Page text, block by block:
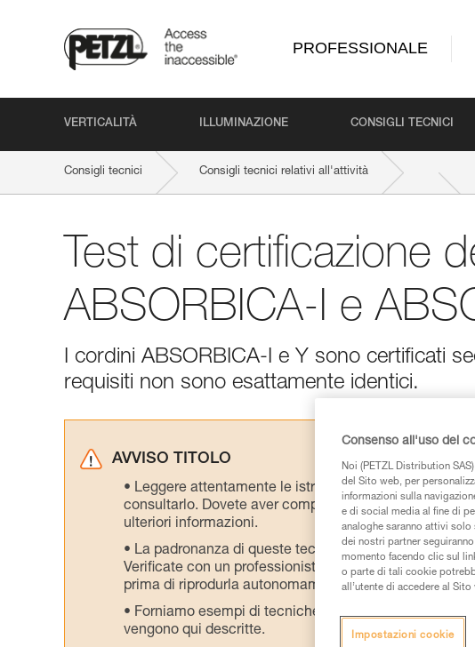
PROFESSIONALE
VERTICALITÀ ILLUMINAZIONE CONSIGLI TECNICI
Consigli tecnici Consigli tecnici relativi all'attività
Test di certificazione
ABSORBICA-I e
I cordini ABSORBICA-I e Y sono certificati
requisiti non sono esattamente identici.
AVVISO TITOLO
Leggere attentamente le istruzioni tecniche dei
consultarlo. Dovete aver compreso le informazioni
ulteriori informazioni.
La padronanza di queste tecniche richiede una
Verificate con un professionista la vostra capacità di
prima di riprodurla autonomamente.
Forniamo esempi di tecniche relative alla vostra
vengono qui descritte.
Consenso all'uso dei
Noi (PETZL Distribution
del Sito web, per
informazioni sulla
e di social media al fine di
analoghe saranno attivi solo
dei nostri partner
momento facendo clic sul
o parte di tali cookie
all’utente di accedere al Sito
Impostazioni cookie